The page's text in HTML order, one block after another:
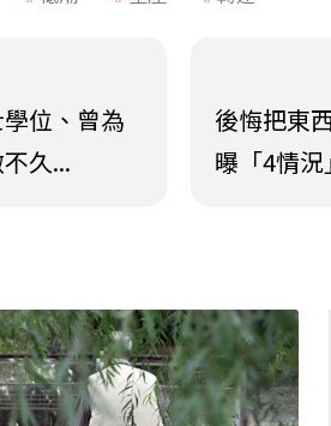
位、曾為
久...
後悔把東
曝「4情